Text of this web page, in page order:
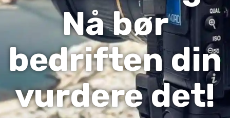
Nå bør
bedriften din
vurdere det!